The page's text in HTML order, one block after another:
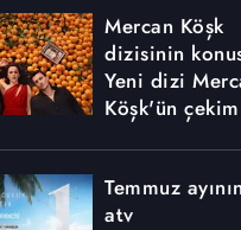
Mercan Köşk
dizisinin
Yeni dizi
Köşk'ün
Temmuz
atv